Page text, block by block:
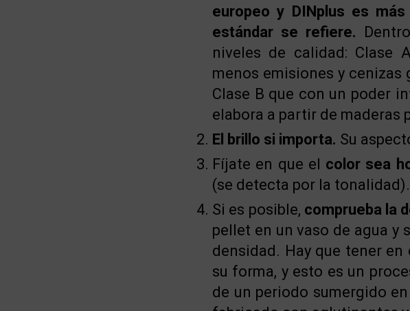
europeo y DINplus es
estándar se refiere.
niveles de calidad: Clase
menos emisiones y cenizas
Clase B que con un poder
elabora a partir de maderas
El brillo si importa. Su
Fíjate en que el color sea
(se detecta por la tonalidad).
Si es posible, comprueba la
pellet en un vaso de agua y
densidad. Hay que tener
su forma, y esto es un
de un periodo sumergido